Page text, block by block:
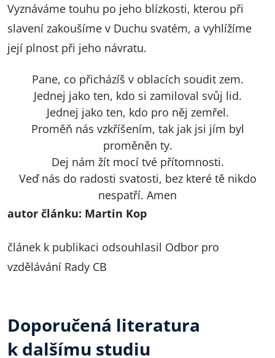
Vyznáváme touhu po jeho blízkosti, kterou při
slavení zakoušíme v Duchu svatém, a vyhlížíme
její plnost při jeho návratu.
Pane, co přicházíš v oblacích soudit zem.
Jednej jako ten, kdo si zamiloval svůj lid.
Jednej jako ten, kdo pro něj zemřel.
Proměň nás vzkříšením, tak jak jsi jím byl
proměněn ty.
Dej nám žít mocí tvé přítomnosti.
Veď nás do radosti svatosti, bez které tě nikdo
nespatří. Amen
autor článku: Martin Kop
článek k publikaci odsouhlasil Odbor pro
vzdělávání Rady CB
Doporučená literatura
k dalšímu studiu